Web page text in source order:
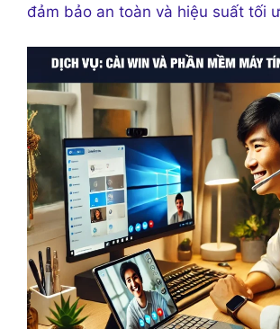
đảm bảo an toàn và hiệu suất tối